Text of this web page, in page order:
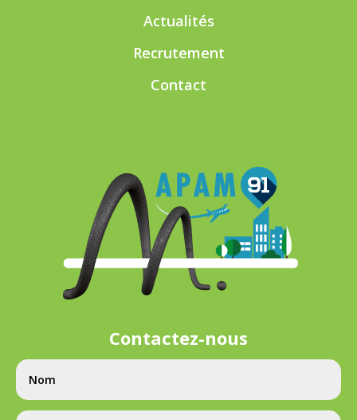
Actualités
Recrutement
Contact
Contactez-nous